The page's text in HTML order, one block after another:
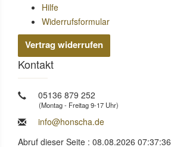
Hilfe
Widerrufsformular
Vertrag widerrufen
Kontakt
05136 879 252
(Montag - Freitag 9-17 Uhr)
info@honscha.de
Abruf dieser Seite : 08.08.2026 07:37:36